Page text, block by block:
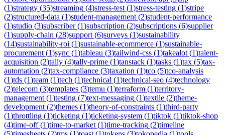
(1)strategy (35)streaming (4)stress-test (1)stress-testing (1)stripe
(2)structured-data (1)student-management (2)student-performance
(1)studio (3)subscriber(1)subscription (2)subscriptions (6)supplier
(1)supply-chain (28)support (6)surveys (1)sustainability
(14)sustainability-roi (1)sustainable-ecommerce (1)sustainable-
procurement (1)sync (1)tableau (3)tailwind-css (1)takealot (1)talent-
acquisition (2)tally (4)tally-prime (1)tanstack (1)tasks (1)tax (5)tax-
automation (2)tax-compliance (3)taxation (1)tco (5)tco-analysis
(1)tds (1)team (1)tech (1)technical (1)technical-seo (4)technology
(2)telecom (3)templates (3)temu (1)terraform (1)territory-
management (1)testing (7)text-messaging (1)textile (2)theme-
development (2)themes (1)theory-of-constraints (1)third-party
(1)throttling (1)ticketing (1)ticketing-system (1)tiktok (1)tiktok-shop
(4)time-off(1)time-to-market (1)time-tracking (2)timeline